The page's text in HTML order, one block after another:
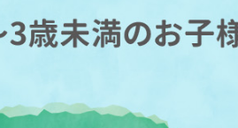
service.